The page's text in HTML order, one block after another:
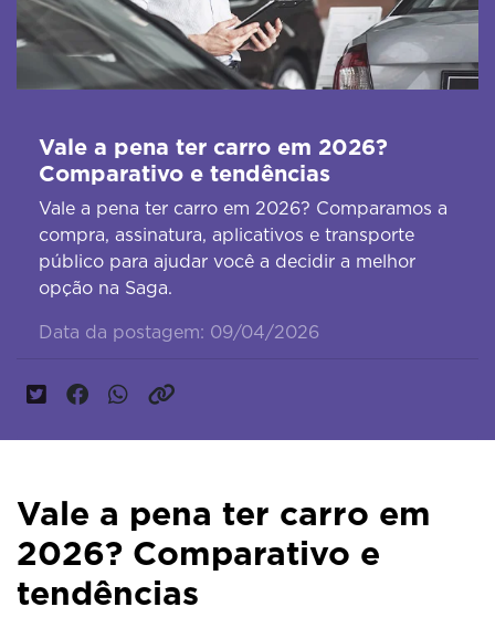
Vale a pena ter carro em 2026?
Comparativo e tendências
Vale a pena ter carro em 2026? Comparamos a
compra, assinatura, aplicativos e transporte
público para ajudar você a decidir a melhor
opção na Saga.
Data da postagem: 09/04/2026
Vale a pena ter carro em
2026? Comparativo e
tendências